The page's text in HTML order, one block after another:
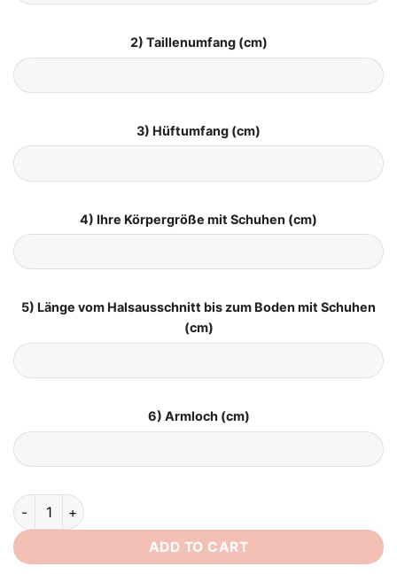
2) Taillenumfang (cm)
3) Hüftumfang (cm)
4) Ihre Körpergröße mit Schuhen (cm)
5) Länge vom Halsausschnitt bis zum Boden mit Schuhen
(cm)
6) Armloch (cm)
Kurz Brautkleid Standesamt quantity
ADD TO CART